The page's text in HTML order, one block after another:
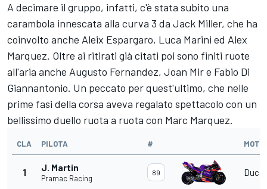
A decimare il gruppo, infatti, c'è stata subito una
carambola innescata alla curva 3 da Jack Miller, che ha
coinvolto anche Aleix Espargaro, Luca Marini ed Alex
Marquez. Oltre ai ritirati già citati poi sono finiti ruote
all'aria anche Augusto Fernandez, Joan Mire Fabio Di
Giannantonio. Un peccato per quest'ultimo, che nelle
prime fasi della corsa aveva regalato spettacolo con un
bellissimo duello ruota a ruota con Marc Marquez.
CLA PILOTA # MOTO
1 J. Martin
Pramac Racing
89